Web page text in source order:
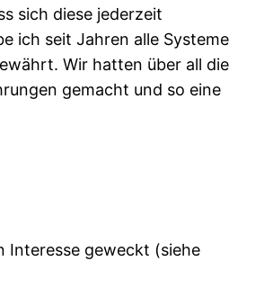
sich diese jederzeit
ich seit Jahren alle Systeme
Wir hatten über all die
gemacht und so eine
Interesse geweckt (siehe